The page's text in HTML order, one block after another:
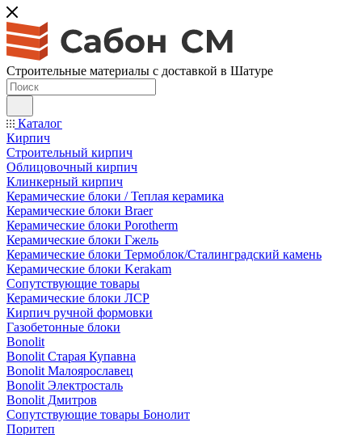
Строительные материалы с доставкой в Шатуре
Каталог
Кирпич
Строительный кирпич
Облицовочный кирпич
Клинкерный кирпич
Керамические блоки / Теплая керамика
Керамические блоки Braer
Керамические блоки Porotherm
Керамические блоки Гжель
Керамические блоки Термоблок/Сталинградский камень
Керамические блоки Kerakam
Сопутствующие товары
Керамические блоки ЛСР
Кирпич ручной формовки
Газобетонные блоки
Bonolit
Bonolit Старая Купавна
Bonolit Малоярославец
Bonolit Электросталь
Bonolit Дмитров
Сопутствующие товары Бонолит
Поритеп